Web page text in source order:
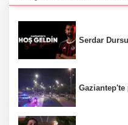
Serdar